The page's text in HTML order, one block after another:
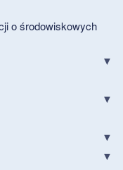
o środowiskowych